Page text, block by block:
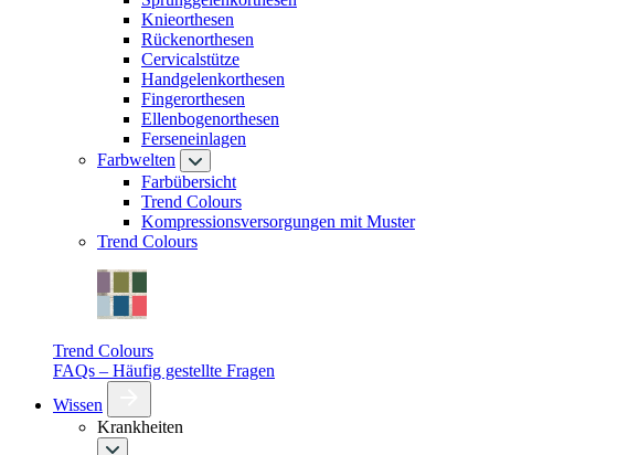
Knieorthesen
Rückenorthesen
Cervicalstütze
Handgelenkorthesen
Fingerorthesen
Ellenbogenorthesen
Ferseneinlagen
Farbwelten
Farbübersicht
Trend Colours
Kompressionsversorgungen mit Muster
Trend Colours
Trend Colours
FAQs – Häufig gestellte Fragen
Wissen
Krankheiten